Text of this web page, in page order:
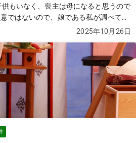
ではないので、娘である私が調べてい
感じなので、一日葬（通夜なしの葬
をしないと失礼になっていまうのでし
2025年10月26日